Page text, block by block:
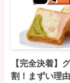
【完全決着】
割！まずい理